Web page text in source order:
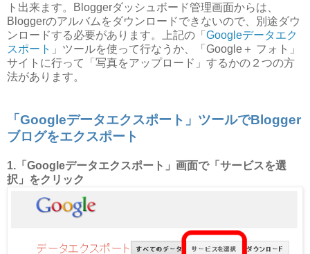
ト出来ます。Bloggerダッシュボード管理画面からは、
Bloggerのアルバムをダウンロードできないので、別途ダウ
ンロードする必要があります。上記の「 Googleデータエク
スポート 」ツールを使って行なうか、「Google＋ フォト」
サイトに行って「写真をアップロード」するかの２つの方
法があります。
「Googleデータエクスポート」ツールでBlogger
ブログをエクスポート
1.「Googleデータエクスポート」画面で「サービスを選
択」をクリック